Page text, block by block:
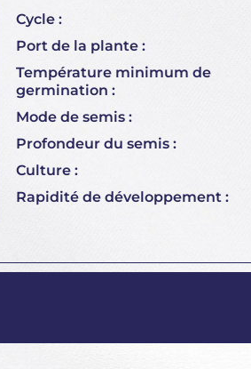
Cycle :
Port de la plante :
Température minimum de
germination :
Mode de semis :
Profondeur du semis :
Culture :
Rapidité de développement :